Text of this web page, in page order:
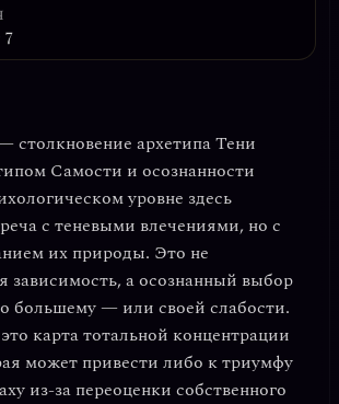
7
столкновение архетипа Тени
Самости и осознанности
уровне здесь
с теневыми влечениями, но с
их природы. Это не
зависимость, аосознанный выбор
большему — или своей слабости.
карта тотальной концентрации
может привести либо к триумфу
из-за переоценки собственного